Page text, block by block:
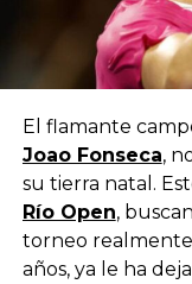
El flamante
Joao Fonseca,
su tierra natal.
Río Open,
torneo realmente
años, ya le ha